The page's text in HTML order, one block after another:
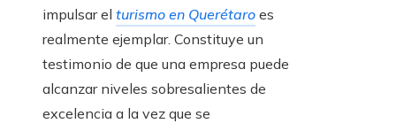
impulsar el turismo en Querétaro es
realmente ejemplar. Constituye un
testimonio de que una empresa puede
alcanzar niveles sobresalientes de
excelencia a la vez que se